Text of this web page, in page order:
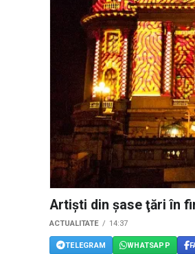
Artişti din şase ţări în
ACTUALITATE 14:37
TELEGRAM WHATSAPP